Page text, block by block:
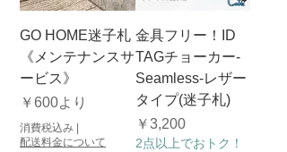
GO HOME迷子札
《メンテナンスサ
ービス》
￥600より
セール価格
消費税込み
配送料金について
金具フリー！ID
TAGチョーカー-
Seamless-レザー
タイプ(迷子札)
価格
￥3,200
2点以上でおトク！